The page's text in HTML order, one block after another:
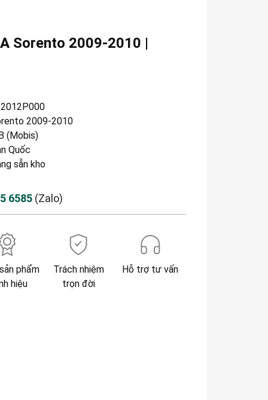
Sorento 2009-2010 |
2009-2010
(Mobis)
Quốc
sẵn kho
6585 (Zalo)
phẩm
hiệu
Trách nhiệm
trọn đời
Hỗ trợ tư vấn